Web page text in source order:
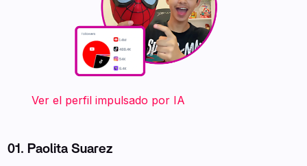
‍ ‍ ‍ ‍ ‍ ‍ ‍ Ver el perfil impulsado por IA
01. Paolita Suarez